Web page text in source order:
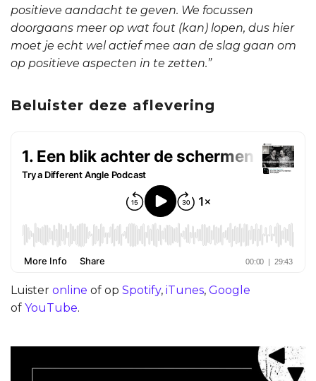
positieve aandacht te geven. We focussen
doorgaans meer op wat fout (kan) lopen, dus hier
moet je echt wel actief mee aan de slag gaan om
op positieve aspecten in te zetten.”
Beluister deze aflevering
Luister online of op Spotify, iTunes, Google
of YouTube.